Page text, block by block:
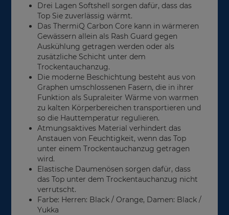
Drei Lagen Softshell sorgen dafür, dass das
Top Sie zuverlässig wärmt.
Das ThermiQ Carbon Core kann in wärmeren
Gewässern allein als Rash Guard gegen
Auskühlung getragen werden oder als
zusätzliche Schicht unter dem
Trockentauchanzug.
Die moderne Beschichtung besteht aus von
Graphen umschlossenen Fasern, die in ihrer
Funktion als Supraleiter Wärme von warmen
zu kalten Körperbereichen transportieren und
so die Hauttemperatur regulieren.
Atmungsaktives Material verhindert das
Anstauen von Feuchtigkeit, wenn das Top
unter einem Trockentauchanzug getragen
wird.
Elastische Daumenösen sorgen dafür, dass
das Top unter dem Trockentauchanzug nicht
verrutscht.
Farbe: Herren: Black / Orange, Damen: Black /
Yukka